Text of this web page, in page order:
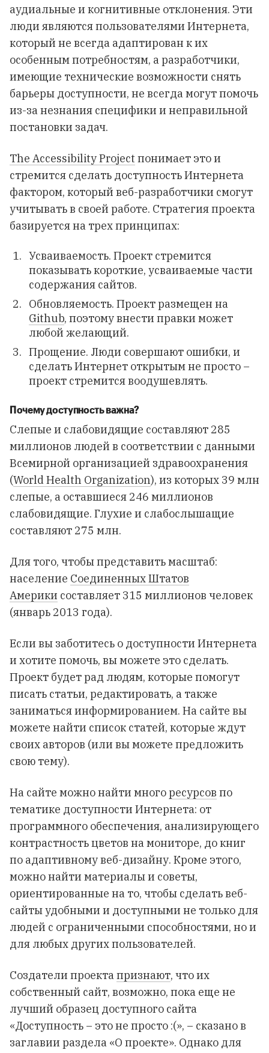
аудиальные и когнитивные отклонения. Эти
люди являются пользователями Интернета,
который не всегда адаптирован к их
особенным потребностям, а разработчики,
имеющие технические возможности снять
барьеры доступности, не всегда могут помочь
из-за незнания специфики и неправильной
постановки задач.
The Accessibility Project понимает это и
стремится сделать доступность Интернета
фактором, который веб-разработчики смогут
учитывать в своей работе. Стратегия проекта
базируется на трех принципах:
Усваиваемость. Проект стремится
показывать короткие, усваиваемые части
содержания сайтов.
Обновляемость. Проект размещен на
Github, поэтому внести правки может
любой желающий.
Прощение. Люди совершают ошибки, и
сделать Интернет открытым не просто –
проект стремится воодушевлять.
Почему доступность важна?
Слепые и слабовидящие составляют 285
миллионов людей в соответствии с данными
Всемирной организацией здравоохранения
(World Health Organization), из которых 39 млн
слепые, а оставшиеся 246 миллионов
слабовидящие. Глухие и слабослышащие
составляют 275 млн.
Для того, чтобы представить масштаб:
население Соединенных Штатов
Америки составляет 315 миллионов человек
(январь 2013 года).
Если вы заботитесь о доступности Интернета
и хотите помочь, вы можете это сделать.
Проект будет рад людям, которые помогут
писать статьи, редактировать, а также
заниматься информированием. На сайте вы
можете найти список статей, которые ждут
своих авторов (или вы можете предложить
свою тему).
На сайте можно найти многоресурсов по
тематике доступности Интернета: от
программного обеспечения, анализирующего
контрастность цветов на мониторе, до книг
по адаптивному веб-дизайну. Кроме этого,
можно найти материалы и советы,
ориентированные на то, чтобы сделать веб-
сайты удобными и доступными не только для
людей с ограниченными способностями, но и
для любых других пользователей.
Создатели проектапризнают, что их
собственный сайт, возможно, пока еще не
лучший образец доступного сайта
«Доступность – это не просто :(», – сказано в
заглавии раздела «О проекте». Однако для